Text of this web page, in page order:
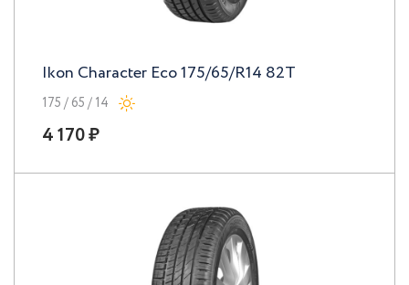
Ikon Character Eco 175/65/R14 82T
175 / 65 / 14
4 170 ₽